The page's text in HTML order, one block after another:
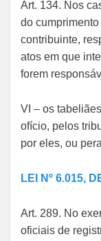
Art. 134. Nos
do
contribuinte,
atos em que
forem
VI – os
ofício, pelos
por eles, ou
LEI Nº 6.015,
Art. 289. No
oficiais de